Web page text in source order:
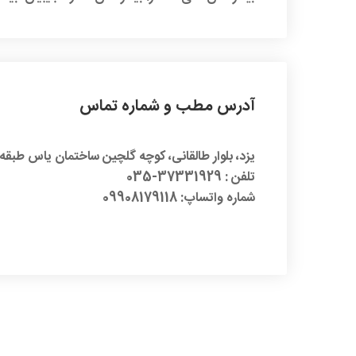
آدرس مطب و شماره تماس
یزد،بلوار طالقانی، کوچه گلچین ساختمان یاس
تلفن : 37331929-035
شماره واتساپ: 09908179118